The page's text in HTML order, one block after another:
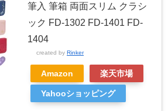
筆入 筆箱 両面スリム クラシ
ック FD-1302 FD-1401 FD-
1404
created by Rinker
Amazon 楽天市場
Yahooショッピング